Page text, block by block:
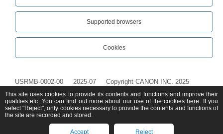
Supported browsers
Cookies
USRMB-0002-00 2025-07 Copyright CANON INC. 2025
This site uses cookies to provide its contents and functions and improve their
qualities etc. You can find out more about our use of the cookies here. If you
select "Reject", only cookies necessary to provide the contents and functions of
the site are recorded and stored.
Accept Reject